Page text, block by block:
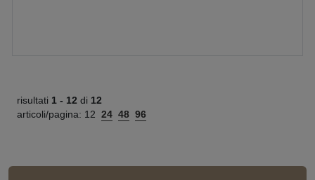
risultati 1 - 12 di 12
articoli/pagina: 12 24 48 96